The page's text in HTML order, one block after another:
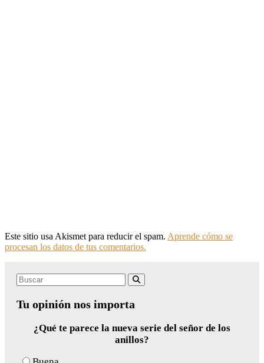
Este sitio usa Akismet para reducir el spam. Aprende cómo se
procesan los datos de tus comentarios.
Search
Tu opinión nos importa
¿Qué te parece la nueva serie del señor de los
anillos?